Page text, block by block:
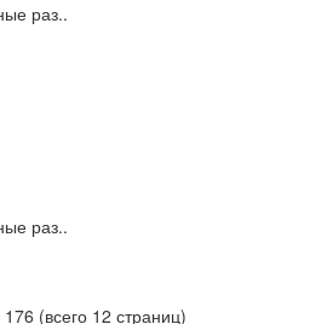
раз..
раз..
(всего 12 страниц)